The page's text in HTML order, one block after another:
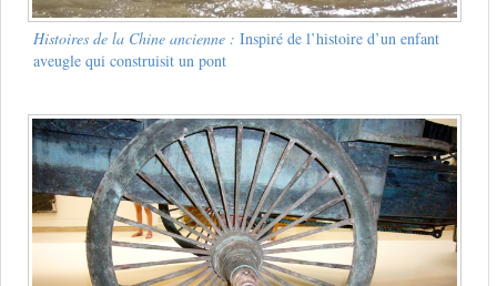
Histoires de la Chine ancienne : Inspiré de l’histoire d’un enfant
aveugle qui construisit un pont